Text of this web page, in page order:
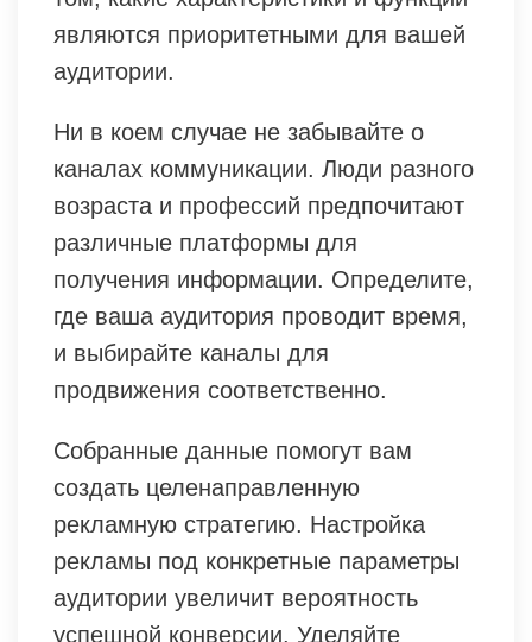
являются приоритетными для вашей
аудитории.
Ни в коем случае не забывайте о
каналах коммуникации. Люди разного
возраста и профессий предпочитают
различные платформы для
получения информации. Определите,
где ваша аудитория проводит время,
и выбирайте каналы для
продвижения соответственно.
Собранные данные помогут вам
создать целенаправленную
рекламную стратегию. Настройка
рекламы под конкретные параметры
аудитории увеличит вероятность
успешной конверсии. Уделяйте